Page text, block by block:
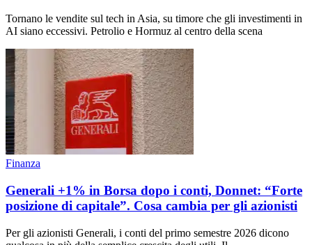
Tornano le vendite sul tech in Asia, su timore che gli investimenti in
AI siano eccessivi. Petrolio e Hormuz al centro della scena
Finanza
Generali +1% in Borsa dopo i conti, Donnet: “Forte
posizione di capitale”. Cosa cambia per gli azionisti
Per gli azionisti Generali, i conti del primo semestre 2026 dicono